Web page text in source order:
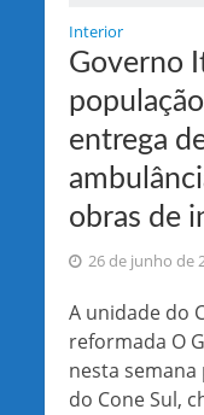
Interior
Governo
entrega
obras de
26 de junho de
A unidade do
reformada O
nesta
do Cone Sul,